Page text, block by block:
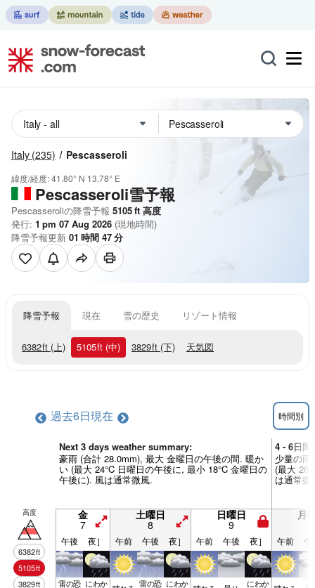
Italy (235) Pescasseroli
緯度/経度:41.80° N 13.78° E
Pescasseroli雪予報
Pescasseroliの降雪予報 5105ft 高度
発行: 1 pm 07 Aug 2026 (現地時間)
降雪予報更新 01 時間 46分
降雪予報 現在 雪の歴史 リゾート情報
6382ft (上) 5105ft (中) 3829ft (下) 天気図
過去6日現在 時間別
Next 3 days weather summary:
豪雨 (合計 28.0mm), 最大 金曜日の午後の間. 暖か
い (最大 24°C 日曜日の午後に, 最小 18°C 金曜日の
午後に). 風は通常微風.
4 - 6日
少量の
(最大
は通常微
高度
6382ft
5105ft
3829ft
金
7
土曜日
8
日曜日
9
月
午後 夜］ 午前 午後 夜］ 午前 午後 夜］ 午前 午
雷の恐 にわか 雷の恐 にわか にわか